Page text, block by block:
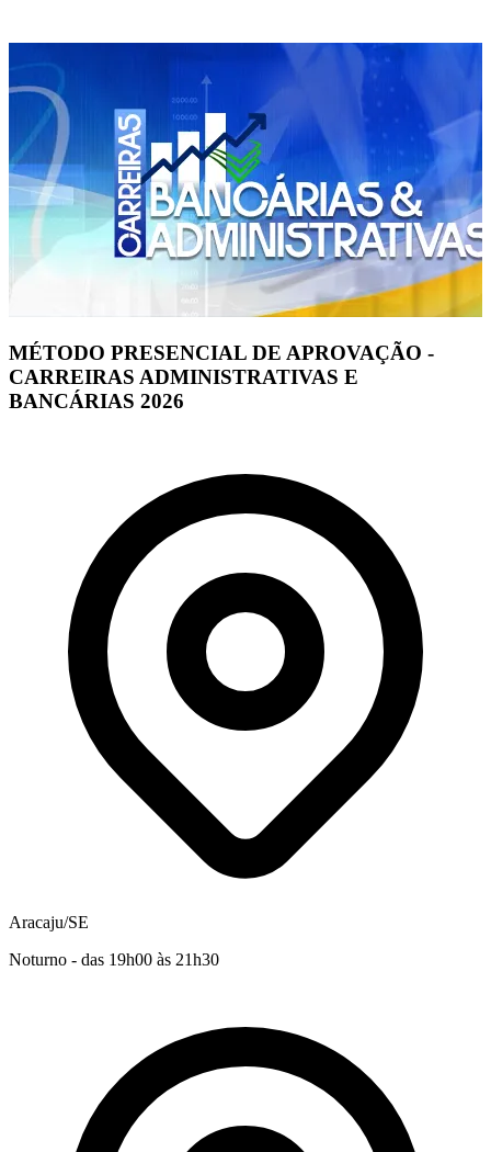
MÉTODO PRESENCIAL DE APROVAÇÃO -
CARREIRAS ADMINISTRATIVAS E
BANCÁRIAS 2026
Aracaju/SE
Noturno - das 19h00 às 21h30